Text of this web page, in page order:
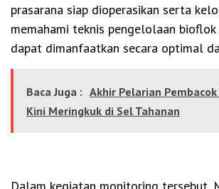
prasarana siap dioperasikan serta
memahami teknis pengelolaan bioflok
dapat dimanfaatkan secara optimal
Baca Juga : Akhir Pelarian
Kini Meringkuk di Sel Tahanan
Dalam kegiatan monitoring tersebut,